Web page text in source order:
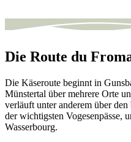
Die Route du
Die Käseroute beginnt in
Münstertal über mehrere Orte
verläuft unter anderem über
der wichtigsten Vogesenpässe,
Wasserbourg.